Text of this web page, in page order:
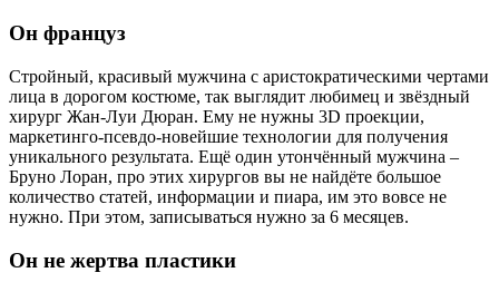
Он француз
Стройный, красивый мужчина с аристократическими чертами
лица в дорогом костюме, так выглядит любимец и звёздный
хирург Жан-Луи Дюран. Ему не нужны 3D проекции,
маркетинго-псевдо-новейшие технологии для получения
уникального результата. Ещё один утончённый мужчина –
Бруно Лоран, про этих хирургов вы не найдёте большое
количество статей, информации и пиара, им это вовсе не
нужно. При этом, записываться нужно за 6 месяцев.
Он не жертва пластики